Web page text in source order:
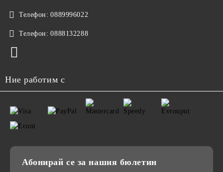
Телефон: 0889996022
Телефон: 0888132288
Ние работим с
Абонирай се за нашия бюлетин